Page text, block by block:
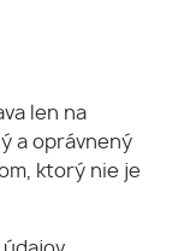
len na
a oprávnený
ktorý nie je